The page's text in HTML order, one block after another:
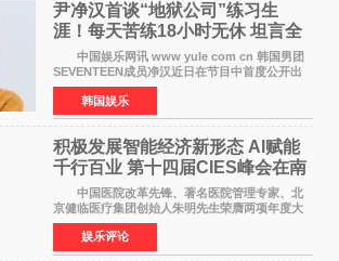
尹净汉首谈“地狱公司”练习生
涯！每天苦练18小时无休 坦言全
靠成员撑过来
中国娱乐网讯 www yule com cn 韩国男团
SEVENTEEN成员净汉近日在节目中首度公开出
道前的残酷练习生经历，并提及经纪公司Pledis
娱乐，引发广泛关注。 在8月2日播出的日本
TBS综艺节目《周
韩国娱乐
积极发展智能经济新形态 Al赋能
千行百业 第十四届CIES峰会在南
京盛大召开
中国医院改革先锋、著名医院管理专家、北
京健临医疗集团创始人朱明先生荣膺两项年度大
奖 2026年7月31日，盛夏金陵，长江之畔，
以重落地·真务实·强链接为主题的2026&lsquo;人
工智能+&rsquo
娱乐评论